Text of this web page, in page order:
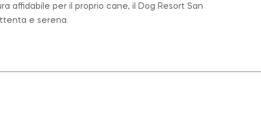
affidabile per il proprio cane, il Dog Resort San
e serena.